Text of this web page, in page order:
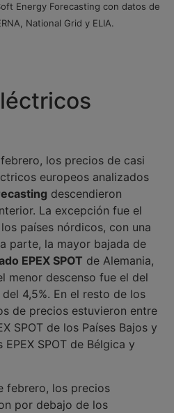
Energy Forecasting con datos de
National Grid y ELIA.
los precios de casi
europeos analizados
descendieron
La excepción fue el
países nórdicos, con una
parte, la mayor bajada de
EPEX SPOT de Alemania,
menor descenso fue el del
4,5%. En el resto de los
de precios estuvieron entre
SPOT de los Países Bajos y
SPOT de Bélgica y
febrero, los precios
por debajo de los